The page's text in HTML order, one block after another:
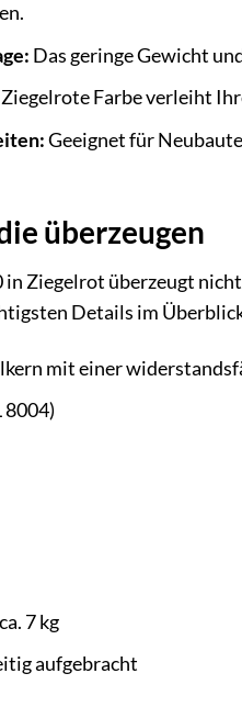
Das geringe Gewicht
Farbe verleiht
Geeignet für
überzeugen
Ziegelrot überzeugt
Details im
mit einer
8004)
ca. 7 kg
aufgebracht